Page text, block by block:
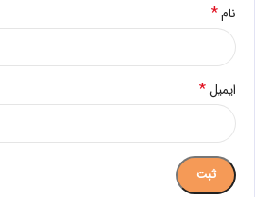
نام*
ایمیل*